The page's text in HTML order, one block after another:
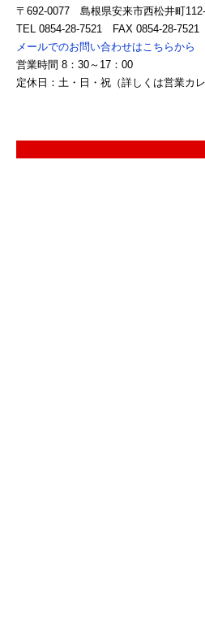
〒692-0077 島根県安来市西松井町
TEL 0854-28-7521 FAX 0854-28-7521
メールでのお問い合わせはこちらから
営業時間 8：30～17：00
定休日：土・日・祝（詳しくは営業カ